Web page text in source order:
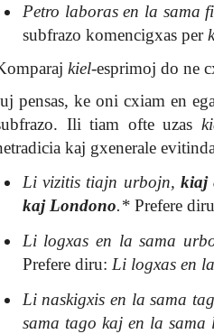
Petro laboras en la sama
subfrazo komencigxas per
kiel-esprimoj do ne
pensas, ke oni cxiam en
Ili tiam ofte uzas
kaj gxenerale
Li vizitis tiajn urbojn,kiaj
kaj Londono.*Prefere
Li logxas en la sama
Prefere diru: Li logxas en
Li naskigxis en la sama
sama tago kaj en la